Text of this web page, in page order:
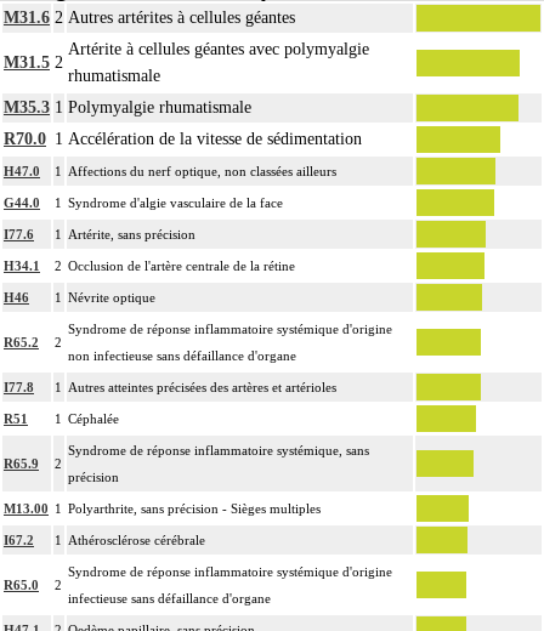
La circulation extracorporelle [CEC] pour acte intrathoracique inclut, pour le
chirurgien, l'installation, la conduite de la circulation extracorporelle, et son
ablation. Elle inclut les responsabilités suivantes :
- décision de l'indication et choix de la technique
- choix du débit de CEC
- décision d'arrêt circulatoire
- définition des protocoles de remplissage
- décision de cardioplégie
Le pontage artériel inclut la thromboendartériectomie de contigüité.
Les actes sur le thorax, par thoracoscopie incluent l'évacuation de collection
intrathoracique associée, la pose de drain pleural et/ou péricardique.
4
Les actes avec dérivation vasculaire [shunt] incluent la pose d'une dérivation
Facturation : les suppléments de numérisation ou la radioscopie de longue
durée sous ampli de brillance (chapitre 19) ne peuvent pas être facturés avec les
actes diagnostiques ou thérapeutiques de radiologie vasculaire
M31.6 2 Autres artérites à cellules géantes
M31.5 2
Artérite à cellules géantes avec polymyalgie
rhumatismale
M35.3 1 Polymyalgie rhumatismale
R70.0 1 Accélération de la vitesse de sédimentation
H47.0 1 Affections du nerf optique, non classées ailleurs
G44.0 1 Syndrome d'algie vasculaire de la face
I77.6 1 Artérite, sans précision
H34.1 2 Occlusion de l'artère centrale de la rétine
H46 1 Névrite optique
R65.2 2
Syndrome de réponse inflammatoire systémique d'origine
non infectieuse sans défaillance d'organe
I77.8 1 Autres atteintes précisées des artères et artérioles
R51 1 Céphalée
R65.9 2
Syndrome de réponse inflammatoire systémique, sans
précision
M13.00 1 Polyarthrite, sans précision - Sièges multiples
I67.2 1 Athérosclérose cérébrale
R65.0 2
Syndrome de réponse inflammatoire systémique d'origine
infectieuse sans défaillance d'organe